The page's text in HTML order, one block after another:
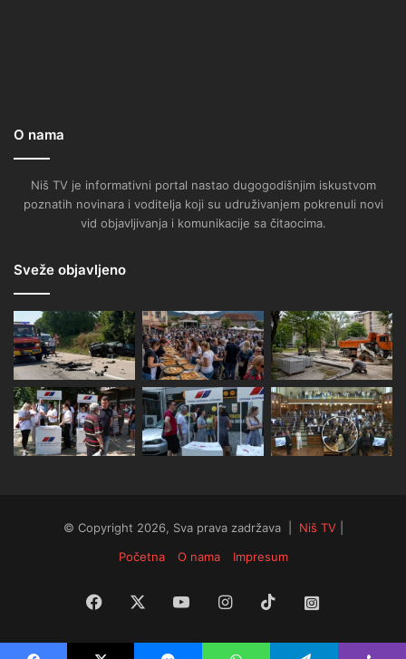
O nama
Niš TV je informativni portal nastao dugogodišnjim iskustvom
poznatih novinara i voditelja koji su udruživanjem pokrenuli novi
vid objavljivanja i komunikacije sa čitaocima.
Sveže objavljeno
© Copyright 2026, Sva prava zadržava | Niš TV|
Početna
O nama Impresum
Facebook YouTubeInstagram
TikTok